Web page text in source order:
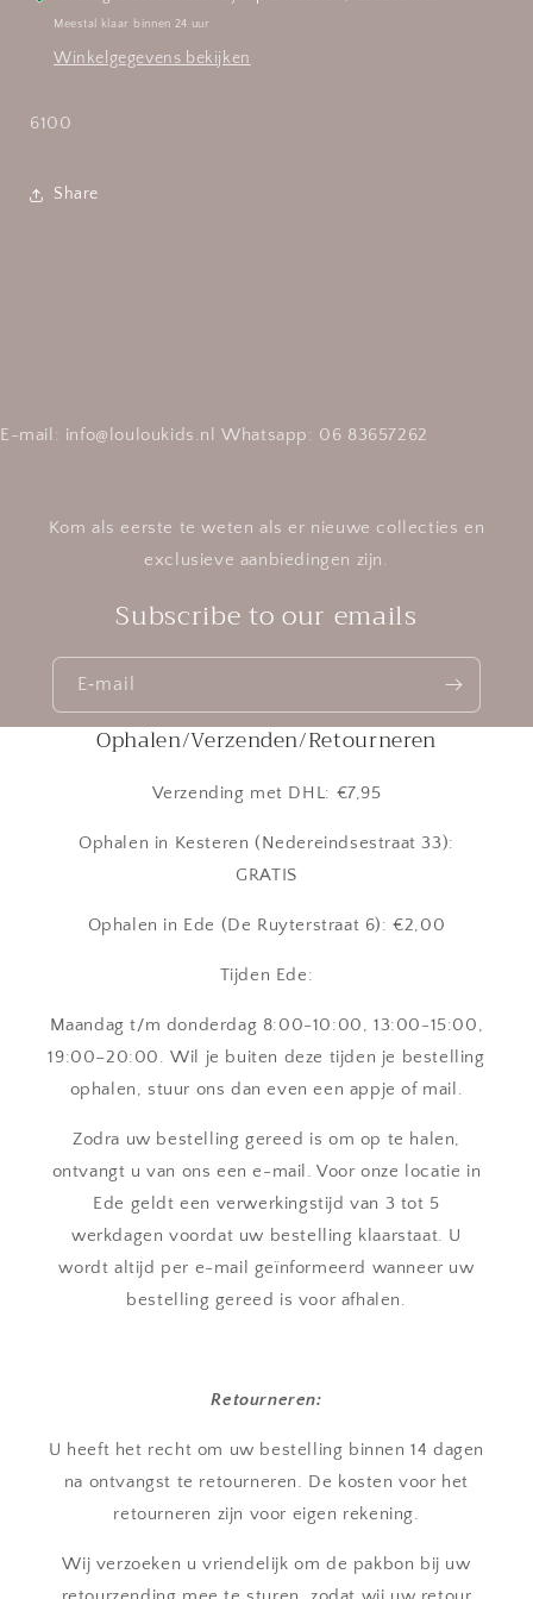
Meestal klaar binnen 24 uur
Winkelgegevens bekijken
6100
Share
E-mail: info@louloukids.nl Whatsapp: 06 83657262
Kom als eerste te weten als er nieuwe collecties en
exclusieve aanbiedingen zijn.
Subscribe to our emails
E‑mail
Ophalen/Verzenden/Retourneren
Verzending met DHL: €7,95
Ophalen in Kesteren (Nedereindsestraat 33):
GRATIS
Ophalen in Ede (De Ruyterstraat 6): €2,00
Tijden Ede:
Maandag t/m donderdag 8:00-10:00, 13:00-15:00,
19:00–20:00. Wil je buiten deze tijden je bestelling
ophalen, stuur ons dan even een appje of mail.
Zodra uw bestelling gereed is om op te halen,
ontvangt u van ons een e-mail. Voor onze locatie in
Ede geldt een verwerkingstijd van 3 tot 5
werkdagen voordat uw bestelling klaarstaat. U
wordt altijd per e-mail geïnformeerd wanneer uw
bestelling gereed is voor afhalen.
Retourneren:
U heeft het recht om uw bestelling binnen 14 dagen
na ontvangst te retourneren. De kosten voor het
retourneren zijn voor eigen rekening.
Wij verzoeken u vriendelijk om de pakbon bij uw